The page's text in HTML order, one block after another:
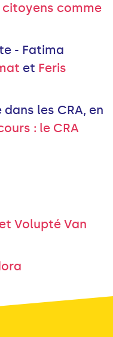
citoyens comme
- Fatima
et Feris
les CRA, en
: le CRA
Volupté Van